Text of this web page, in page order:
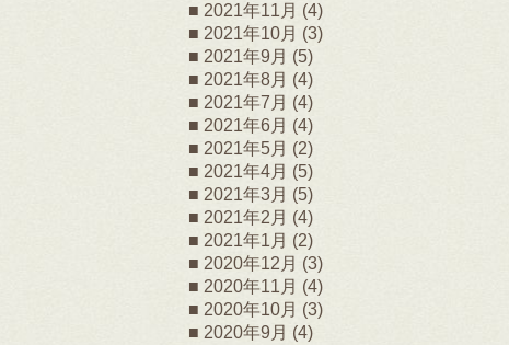
2021年11月 (4)
2021年10月 (3)
2021年9月 (5)
2021年8月 (4)
2021年7月 (4)
2021年6月 (4)
2021年5月 (2)
2021年4月 (5)
2021年3月 (5)
2021年2月 (4)
2021年1月 (2)
2020年12月 (3)
2020年11月 (4)
2020年10月 (3)
2020年9月 (4)